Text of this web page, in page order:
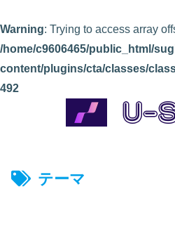
Warning: Trying to access array
/home/c9606465/public_html/
content/plugins/cta/classes/
492
テーマ